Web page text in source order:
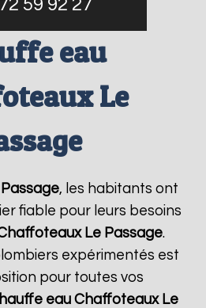
59 92 27
eau
Le
Passage, les habitants ont
fiable pour leurs besoins
Le Passage.
expérimentés est
pour toutes vos
eau Chaffoteaux Le